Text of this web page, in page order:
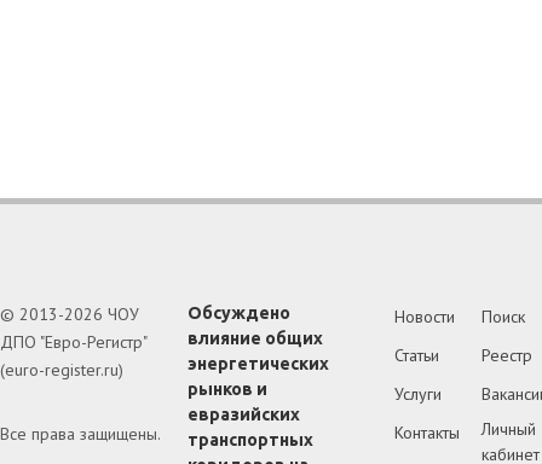
© 2013-2026 ЧОУ
ДПО "Евро-Регистр"
(euro-register.ru)
Все права защищены.
Обсуждено
влияние общих
энергетических
рынков и
евразийских
транспортных
Новости
Статьи
Услуги
Контакты
Поиск
Реестр
Личный
кабинет